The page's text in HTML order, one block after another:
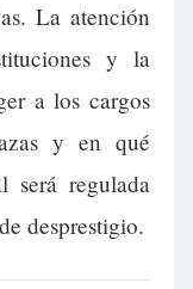
La atención
y la
a los cargos
y en qué
será regulada
desprestigio.